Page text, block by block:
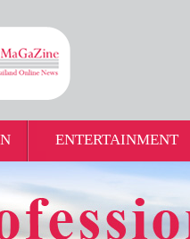
ENTERTAINMENT